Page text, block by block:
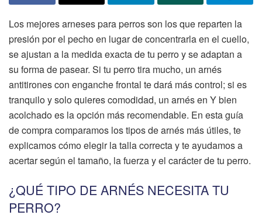
Los mejores arneses para perros son los que reparten la
presión por el pecho en lugar de concentrarla en el cuello,
se ajustan a la medida exacta de tu perro y se adaptan a
su forma de pasear. Si tu perro tira mucho, un arnés
antitirones con enganche frontal te dará más control; si es
tranquilo y solo quieres comodidad, un arnés en Y bien
acolchado es la opción más recomendable. En esta guía
de compra comparamos los tipos de arnés más útiles, te
explicamos cómo elegir la talla correcta y te ayudamos a
acertar según el tamaño, la fuerza y el carácter de tu perro.
¿QUÉ TIPO DE ARNÉS NECESITA TU
PERRO?